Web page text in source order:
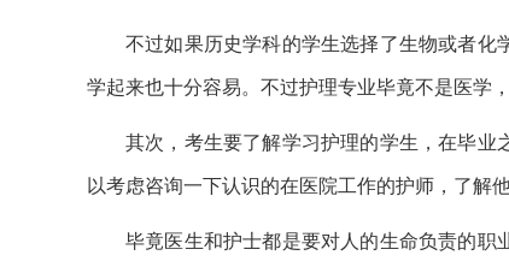
不过如果历史学科的学生选择了生物或者化
学起来也十分容易。不过护理专业毕竟不是医学
其次，考生要了解学习护理的学生，在毕业
以考虑咨询一下认识的在医院工作的护师，了解
毕竟医生和护士都是要对人的生命负责的职